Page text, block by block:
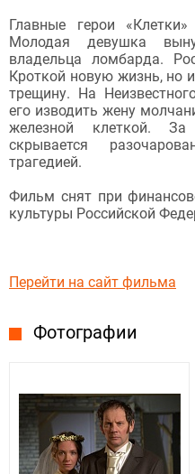
Главные герои
Молодая девушка
владельца ломбарда.
Кроткой новую жизнь, но
трещину. На
его изводить жену
железной клеткой. За
скрывается
трагедией.
Фильм снят при
культуры Российской
Перейти на сайт фильма
Фотографии